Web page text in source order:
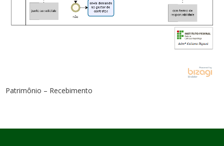
Patrimônio – Recebimento